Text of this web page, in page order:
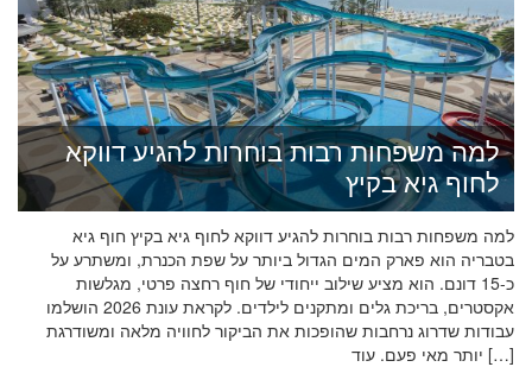
למה משפחות רבות בוחרות להגיע דווקא
לחוף גיא בקיץ
למה משפחות רבות בוחרות להגיע דווקא לחוף גיא בקיץ חוף גיא
בטבריה הוא פארק המים הגדול ביותר על שפת הכנרת, ומשתרע על
כ-15 דונם. הוא מציע שילוב ייחודי של חוף רחצה פרטי, מגלשות
אקסטרים, בריכת גלים ומתקנים לילדים. לקראת עונת 2026 הושלמו
עבודות שדרוג נרחבות שהופכות את הביקור לחוויה מלאה ומשודרגת
יותר מאי פעם. עוד […]